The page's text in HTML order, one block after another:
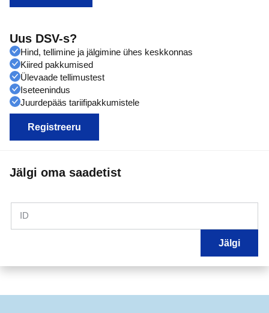
Uus DSV-s?
Hind, tellimine ja jälgimine ühes keskkonnas
Kiired pakkumised
Ülevaade tellimustest
Iseteenindus
Juurdepääs tariifipakkumistele
Registreeru
Jälgi oma saadetist
ID
Jälgi